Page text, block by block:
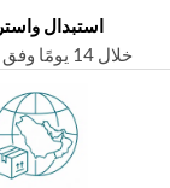
استبدال واسترجاع